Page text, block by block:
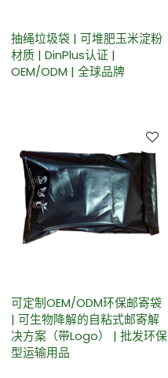
抽绳垃圾袋 | 可堆肥玉米淀粉
材质 | DinPlus认证 |
OEM/ODM | 全球品牌
可定制OEM/ODM环保邮寄袋
| 可生物降解的自粘式邮寄解
决方案（带Logo） | 批发环保
型运输用品